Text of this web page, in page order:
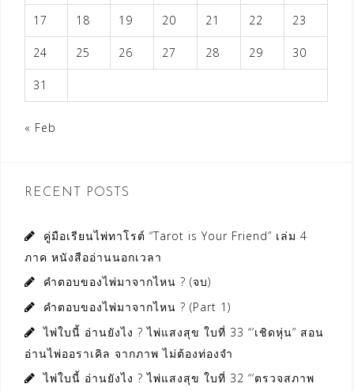
17 18 19 20 21 22 23
24 25 26 27 28 29 30
31
« Feb
RECENT POSTS
คู่มือเรียนไพ่ทาโรต์ “Tarot is Your Friend” เล่ม 4
ภาค หนังสืออ่านนอกเวลา
คำตอบของไพ่มาจากไหน ? (จบ)
คำตอบของไพ่มาจากไหน ? (Part 1)
ไพ่ใบนี้ อ่านยังไง ? ไพ่แสงสุข ใบที่ 33 “’เชิดหุ่น” สอน
อ่านไพ่ออราเคิล จากภาพ ไม่ต้องท่องจำ
ไพ่ใบนี้ อ่านยังไง ? ไพ่แสงสุข ใบที่ 32 “’ตรวจสภาพ